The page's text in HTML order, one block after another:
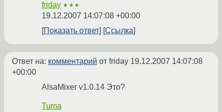
friday ★★★
19.12.2007 14:07:08 +00:00
Показать ответ
Ссылка
Ответ на: комментарий от friday 19.12.2007 14:07:08
+00:00
AlsaMixer v1.0.14 Это?
Tuma